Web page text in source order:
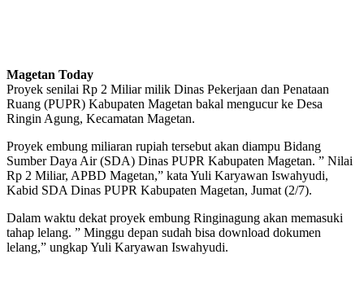
Magetan Today
Proyek senilai Rp 2 Miliar milik Dinas Pekerjaan dan Penataan
Ruang (PUPR) Kabupaten Magetan bakal mengucur ke Desa
Ringin Agung, Kecamatan Magetan.
Proyek embung miliaran rupiah tersebut akan diampu Bidang
Sumber Daya Air (SDA) Dinas PUPR Kabupaten Magetan. ” Nilai
Rp 2 Miliar, APBD Magetan,” kata Yuli Karyawan Iswahyudi,
Kabid SDA Dinas PUPR Kabupaten Magetan, Jumat (2/7).
Dalam waktu dekat proyek embung Ringinagung akan memasuki
tahap lelang. ” Minggu depan sudah bisa download dokumen
lelang,” ungkap Yuli Karyawan Iswahyudi.